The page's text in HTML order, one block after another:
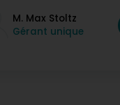
M. Max Stoltz
Gérant unique